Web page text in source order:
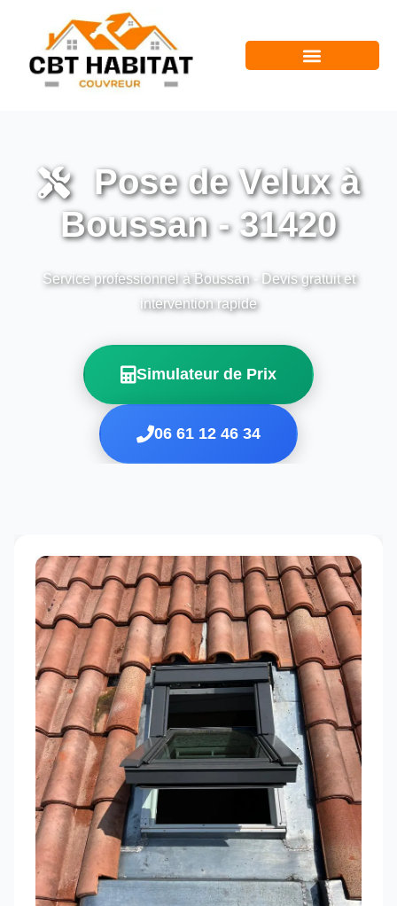
Pose de Velux à
Boussan - 31420
Service professionnel à Boussan - Devis gratuit et
intervention rapide
Simulateur de Prix
06 61 12 46 34